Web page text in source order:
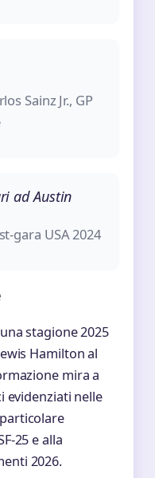
Sainz Jr., GP
ad Austin
gara USA 2024
stagione 2025
Hamilton al
mira a
evidenziati nelle
25 e alla
2026.